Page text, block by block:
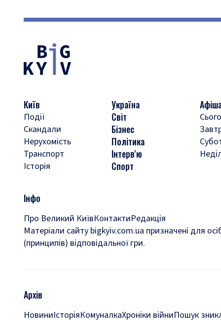
Київ
Події
Скандали
Нерухомість
Транспорт
Історія
Україна
Світ
Бізнес
Політика
Інтерв'ю
Спорт
Інфо
Про Великий КиївКонтактиРедакція
Матеріали сайту bigkyiv.com.ua призначені для
(принципів) відповідальної гри.
Архів
НовиниІсторіяКомуналкаХроніки війниПошук